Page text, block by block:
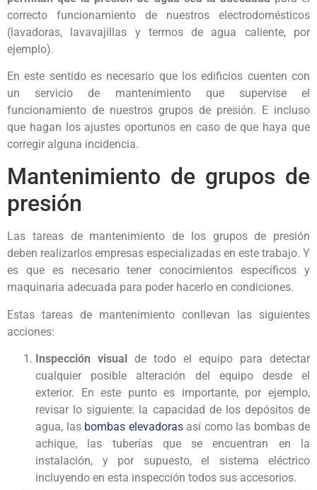
correcto funcionamiento de nuestros electrodomésticos
(lavadoras, lavavajillas y termos de agua caliente, por
ejemplo).
En este sentido es necesario que los edificios cuenten con
un servicio de mantenimiento que supervise el
funcionamiento de nuestros grupos de presión. E incluso
que hagan los ajustes oportunos en caso de que haya que
corregir alguna incidencia.
Mantenimiento de grupos de
presión
Las tareas de mantenimiento de los grupos de presión
deben realizarlos empresas especializadas en este trabajo. Y
es que es necesario tener conocimientos específicos y
maquinaria adecuada para poder hacerlo en condiciones.
Estas tareas de mantenimiento conllevan las siguientes
acciones:
Inspección visual
de todo el equipo para detectar
cualquier posible alteración del equipo desde el
exterior. En este punto es importante, por ejemplo,
revisar lo siguiente: la capacidad de los depósitos de
agua, las bombas elevadorasasí como las bombas de
achique, las tuberías que se encuentran en la
instalación, y por supuesto, el sistema eléctrico
incluyendo en esta inspección todos sus accesorios.